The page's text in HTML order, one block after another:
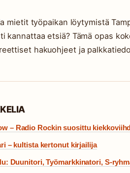
mietit työpaikan löytymistä
kannattaa etsiä? Tämä opas
hakuohjeet ja
– Radio Rockin suosittu
– kultista kertonut kirjailija
Duunitori, Työmarkkinatori, S-